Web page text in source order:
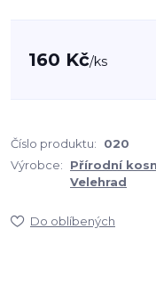
160 Kč/ks
Číslo produktu: 020
Výrobce:
Přírodní
Velehrad
Do oblíbených